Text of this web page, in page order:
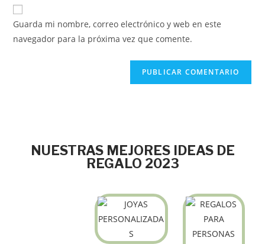
Guarda mi nombre, correo electrónico y web en este
navegador para la próxima vez que comente.
NUESTRAS MEJORES IDEAS DE
REGALO 2023